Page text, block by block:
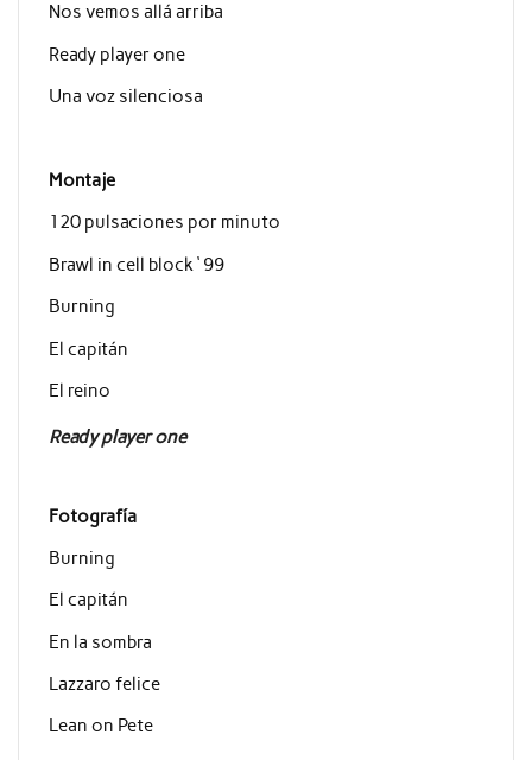
Nos vemos allá arriba
Ready player one
Una voz silenciosa
Montaje
120 pulsaciones por minuto
Brawl in cell block ‘ 99
Burning
El capitán
El reino
Ready player one
Fotografía
Burning
El capitán
En la sombra
Lazzaro felice
Lean on Pete